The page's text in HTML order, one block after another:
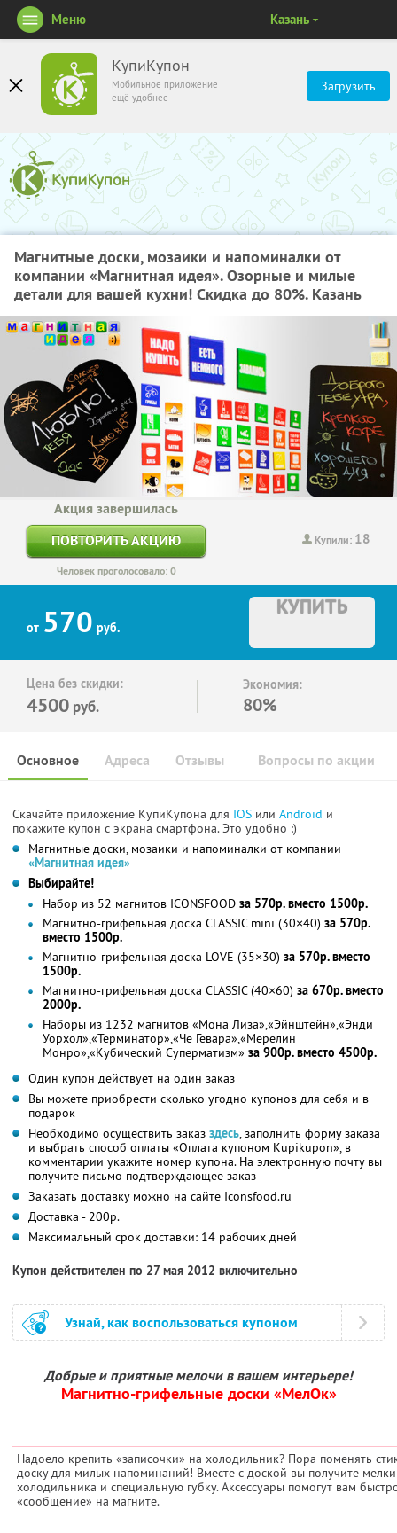
КупиКупон
Мобильное приложение
ещё удобнее
Загрузить
Меню Казань
Магнитные доски, мозаики и напоминалки от
компании «Магнитная идея». Озорные и милые
детали для вашей кухни! Скидка до 80%. Казань
Купили: 18
Акция завершилась
ПОВТОРИТЬ АКЦИЮ
Человек проголосовало: 0
от 570 руб.
КУПИТЬ
Цена без скидки:
4500 руб.
Экономия:
80%
Основное Отзывы Вопросы по акции
Адреса
Скачайте приложение КупиКупона для IOS или Android и
покажите купон с экрана смартфона. Это удобно :)
Магнитные доски, мозаики и напоминалки от компании
«Магнитная идея»
Выбирайте!
Набор из 52 магнитов ICONSFOOD за 570р. вместо 1500р.
Магнитно-грифельная доска CLASSIC mini (30×40) за 570р.
вместо 1500р.
Магнитно-грифельная доска LOVE (35×30) за 570р. вместо
1500р.
Магнитно-грифельная доска CLASSIC (40×60) за 670р. вместо
2000р.
Наборы из 1232 магнитов «Мона Лиза»,«Эйнштейн»,«Энди
Уорхол»,«Терминатор»,«Че Гевара»,«Мерелин
Монро»,«Кубический Суперматизм» за 900р. вместо 4500р.
Один купон действует на один заказ
Вы можете приобрести сколько угодно купонов для себя и в
подарок
Необходимо осуществить заказ здесь, заполнить форму заказа
и выбрать способ оплаты «Оплата купоном Kupikupon», в
комментарии укажите номер купона. На электронную почту вы
получите письмо подтверждающее заказ
Заказать доставку можно на сайте Iconsfood.ru
Доставка - 200р.
Максимальный срок доставки: 14 рабочих дней
Купон действителен по 27 мая 2012 включительно
Узнай, как воспользоваться купоном
Добрые и приятные мелочи в вашем интерьере!
Магнитно-грифельные доски «МелОк»
Надоело крепить «записочки» на холодильник? Пора поменять
доску для милых напоминаний! Вместе с доской вы получите
холодильника и специальную губку. Аксессуары помогут вам
«сообщение» на магните.